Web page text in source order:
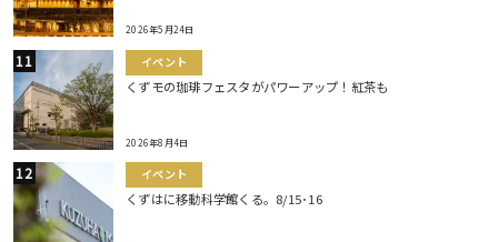
2026年5月24日
イベント
くずモの珈琲フェスタがパワーアップ！紅茶も
2026年8月4日
イベント
くずはに移動科学館くる。8/15･16